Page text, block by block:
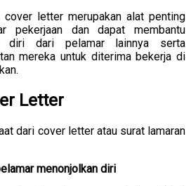
cover letter merupakan alat penting
pekerjaan dan dapat membantu
diri dari pelamar lainnya serta
mereka untuk diterima bekerja di
Letter
dari cover letter atau surat lamaran
menonjolkan diri